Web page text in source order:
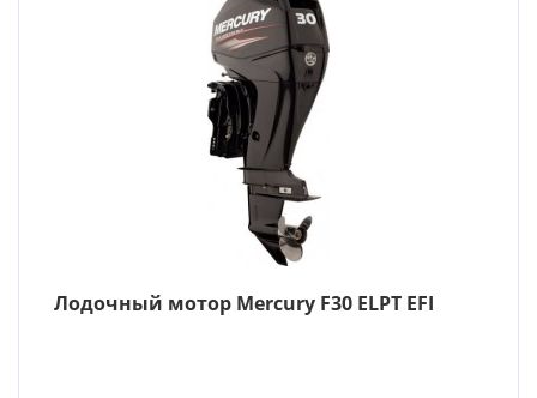
Лодочный мотор Mercury F30 ELPT EFI